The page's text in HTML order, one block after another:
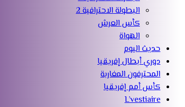
البطولة الاحترافية 2
كأس العرش
الهواة
حديث اليوم
دوري أبطال إفريقيا
المحترفون المغاربة
كأس أمم إفريقيا
L’vestiaire